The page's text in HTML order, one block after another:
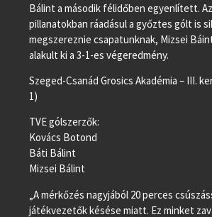
Bálint a második félidőben egyenlített.
pillanatokban ráadásul a győztes gólt is
megszereznie csapatunknak, Mizsei
alakult ki a 3-1-es végeredmény.
Szeged-Csanád Grosics Akadémia – III.
1)
TVE gólszerzők:
Kovács Botond
Báti Bálint
Mizsei Bálint
„A mérkőzés nagyjából 20 perces
játékvezetők késése miatt. Ez minket